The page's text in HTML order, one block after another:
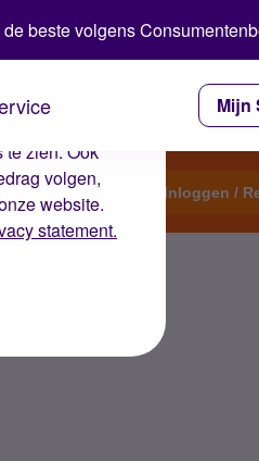
op de
te zien. Ook
volgen,
website.
statement.
beste volgens
Mijn
een topic Inloggen /